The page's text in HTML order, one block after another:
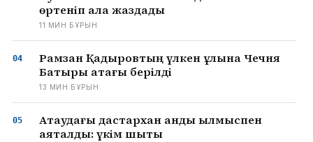
өртеніп қала жаздады
11 МИН БҰРЫН
Рамзан Қадыровтың үлкен ұлына Чечня
Батыры атағы берілді
13 МИН БҰРЫН
Ақтаудағы дастархан қанды қылмыспен
аяқталды: үкім шықты